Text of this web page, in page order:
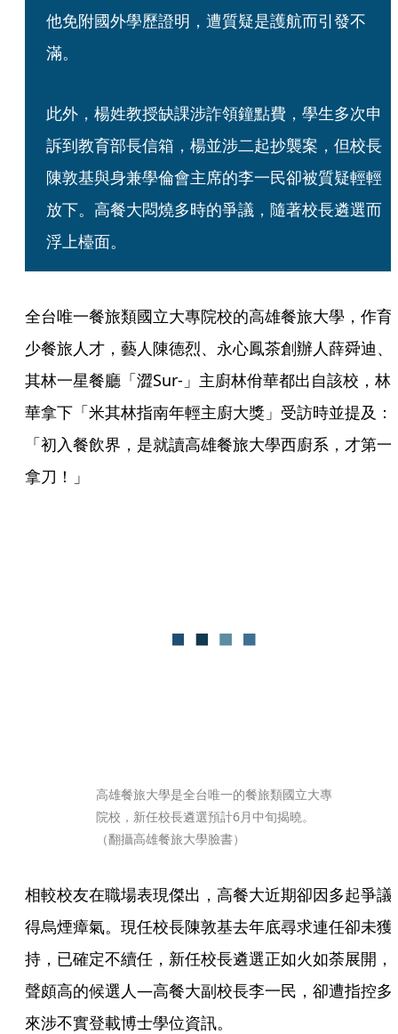
他免附國外學歷證明，遭質疑是護航而引發不
滿。
此外，楊姓教授缺課涉詐領鐘點費，學生多次申
訴到教育部長信箱，楊並涉二起抄襲案，但校長
陳敦基與身兼學倫會主席的李一民卻被質疑輕輕
放下。高餐大悶燒多時的爭議，隨著校長遴選而
浮上檯面。
全台唯一餐旅類國立大專院校的高雄餐旅大學，作育
少餐旅人才，藝人陳德烈、永心鳳茶創辦人薛舜迪、
其林一星餐廳「澀Sur-」主廚林佾華都出自該校，林
華拿下「米其林指南年輕主廚大獎」受訪時並提及：
「初入餐飲界，是就讀高雄餐旅大學西廚系，才第一
拿刀！」
高雄餐旅大學是全台唯一的餐旅類國立大專
院校，新任校長遴選預計6月中旬揭曉。
（翻攝高雄餐旅大學臉書）
相較校友在職場表現傑出，高餐大近期卻因多起爭議
得烏煙瘴氣。現任校長陳敦基去年底尋求連任卻未獲
持，已確定不續任，新任校長遴選正如火如荼展開，
聲頗高的候選人—高餐大副校長李一民，卻遭指控多
來涉不實登載博士學位資訊。